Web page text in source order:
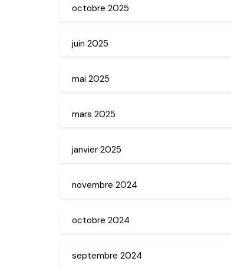
octobre 2025
juin 2025
mai 2025
mars 2025
janvier 2025
novembre 2024
octobre 2024
septembre 2024